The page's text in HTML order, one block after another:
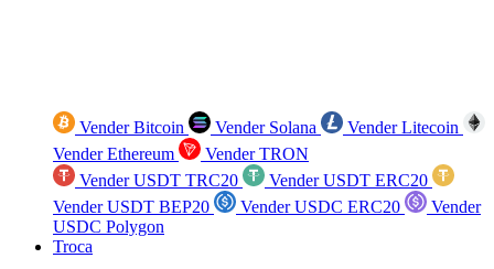
Vender Bitcoin Vender Solana
Vender Litecoin
Vender Ethereum
Vender TRON
Vender USDT TRC20
Vender USDT ERC20
Vender USDT BEP20
Vender USDC ERC20
Vender
USDC Polygon
Troca